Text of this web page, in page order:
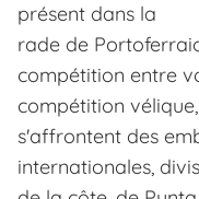
présent dans la
rade de
compétition entre
compétition
s'affrontent des
internationales,